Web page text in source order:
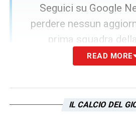
Seguici su Google
perdere nessun
prima squadra
Il mercato dei portieri
READ MORE
IL CALCIO DEL